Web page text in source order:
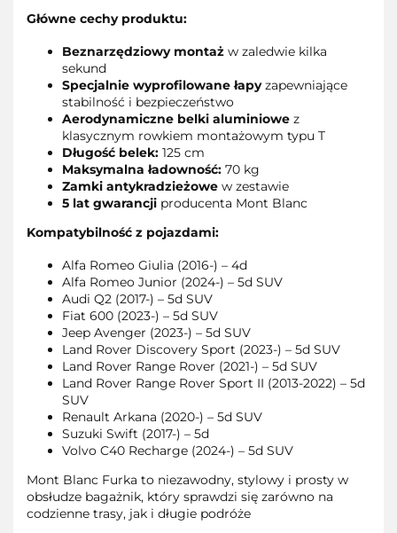
Główne cechy produktu:
Beznarzędziowy montaż w zaledwie kilka
sekund
Specjalnie wyprofilowane łapyzapewniające
stabilność i bezpieczeństwo
Aerodynamiczne belki aluminiowe z
klasycznym rowkiem montażowym typu T
Długość belek: 125 cm
Maksymalna ładowność: 70 kg
Zamki antykradzieżowe w zestawie
5 lat gwarancji producenta Mont Blanc
Kompatybilność z pojazdami:
Alfa Romeo Giulia (2016-) – 4d
Alfa Romeo Junior (2024-) – 5d SUV
Audi Q2 (2017-) – 5d SUV
Fiat 600 (2023-) – 5d SUV
Jeep Avenger (2023-) – 5d SUV
Land Rover Discovery Sport (2023-) – 5d SUV
Land Rover Range Rover (2021-) – 5d SUV
Land Rover Range Rover Sport II (2013-2022) – 5d
SUV
Renault Arkana (2020-) – 5d SUV
Suzuki Swift (2017-) – 5d
Volvo C40 Recharge (2024-) – 5d SUV
Mont Blanc Furka to niezawodny, stylowy i prosty w
obsłudze bagażnik, który sprawdzi się zarówno na
codzienne trasy, jak i długie podróże